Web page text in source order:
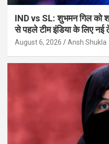
IND vs SL: शुभमन गिल को
से पहले टीम इंडिया के लिए नई
August 6, 2026 Ansh Shukla